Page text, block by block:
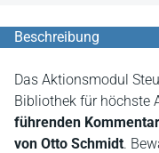
Beschreibung
Das Aktionsmodul
Bibliothek für höchste
führenden
von Otto Schmidt.